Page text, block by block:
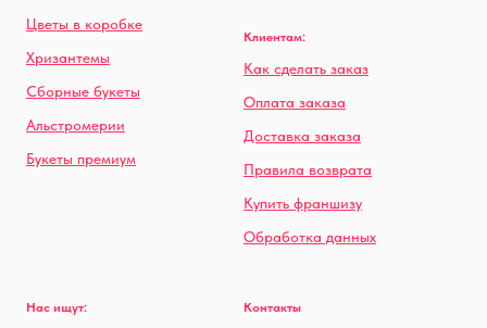
Цветы в коробке
Хризантемы
Сборные букеты
Альстромерии
Букеты премиум
Клиентам:
Как сделать заказ
Оплата заказа
Доставка заказа
Правила возврата
Купить франшизу
Обработка данных
Нас ищут: Контакты